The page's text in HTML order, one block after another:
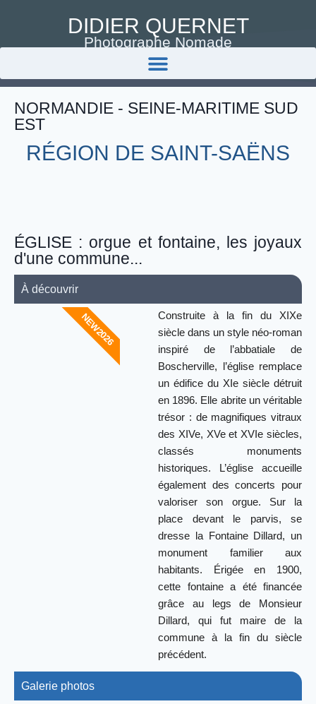
DIDIER QUERNET
Photographe Nomade
NORMANDIE - SEINE-MARITIME SUD
EST
RÉGION DE SAINT-SAËNS
ÉGLISE : orgue et fontaine, les joyaux
d'une commune...
À découvrir
Galerie photos
NEW2026
Construite à la fin du XIXe
siècle dans un style néo-roman
inspiré de l’abbatiale de
Boscherville, l’église remplace
un édifice du XIe siècle détruit
en 1896. Elle abrite un véritable
trésor : de magnifiques vitraux
des XIVe, XVe et XVIe siècles,
classés monuments
historiques. L’église accueille
également des concerts pour
valoriser son orgue. Sur la
place devant le parvis, se
dresse la Fontaine Dillard, un
monument familier aux
habitants. Érigée en 1900,
cette fontaine a été financée
grâce au legs de Monsieur
Dillard, qui fut maire de la
commune à la fin du siècle
précédent.